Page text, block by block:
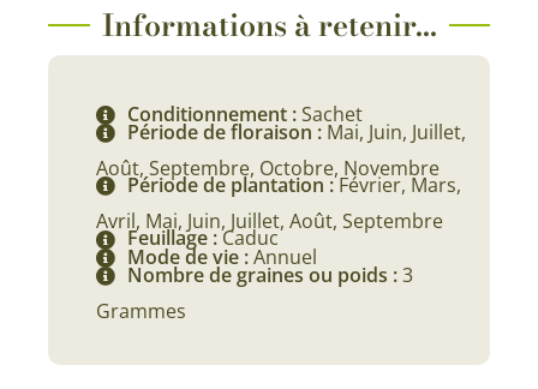
Informations à retenir...
Conditionnement :Sachet
Période de floraison : Mai, Juin, Juillet,
Août, Septembre, Octobre, Novembre
Période de plantation :Février, Mars,
Avril, Mai, Juin, Juillet, Août, Septembre
Feuillage :Caduc
Mode de vie :Annuel
Nombre de graines ou poids :3
Grammes